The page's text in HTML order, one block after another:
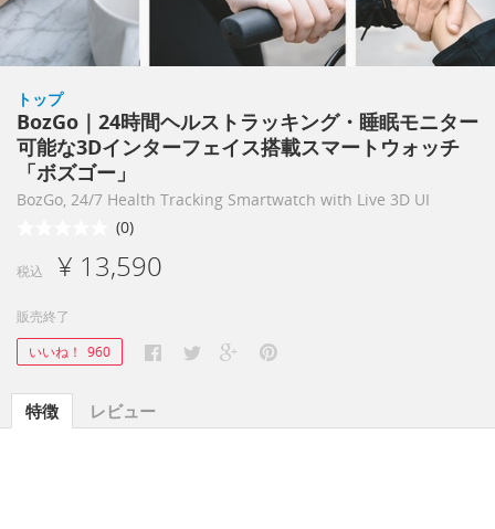
トップ
BozGo｜24時間ヘルストラッキング・睡眠モニター
可能な3Dインターフェイス搭載スマートウォッチ
「ボズゴー」
BozGo, 24/7 Health Tracking Smartwatch with Live 3D UI
(0)
税込 ¥ 13,590
販売終了
いいね！ 960
特徴 レビュー